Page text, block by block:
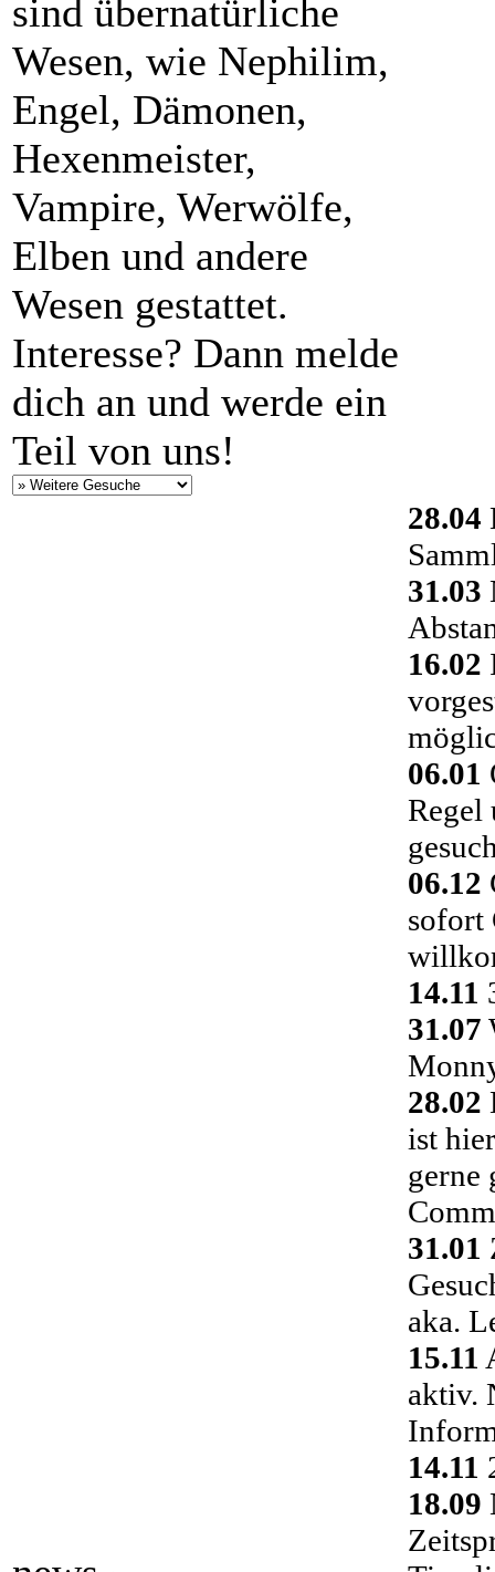
sind übernatürliche
Wesen, wie Nephilim,
Engel, Dämonen,
Hexenmeister,
Vampire, Werwölfe,
Elben und andere
Wesen gestattet.
Interesse? Dann melde
dich an und werde ein
Teil von uns!
28.04
31.03
16.02
06.01
Regel
06.12
sofort
14.11
31.07
28.02
ist
gerne
31.01
aka.
15.11
aktiv.
14.11
18.09